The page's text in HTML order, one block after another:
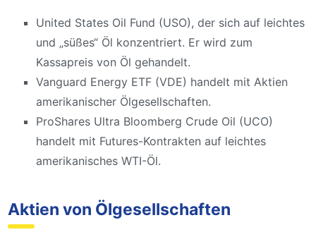
United States Oil Fund (USO), der sich auf leichtes
und „süßes“ Öl konzentriert. Er wird zum
Kassapreis von Öl gehandelt.
Vanguard Energy ETF (VDE) handelt mit Aktien
amerikanischer Ölgesellschaften.
ProShares Ultra Bloomberg Crude Oil (UCO)
handelt mit Futures-Kontrakten auf leichtes
amerikanisches WTI-Öl.
Aktien von Ölgesellschaften